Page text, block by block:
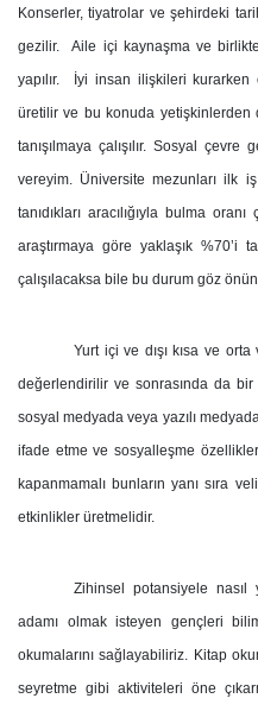
Konserler, tiyatrolar ve şehirdeki
gezilir. Aile içi kaynaşma ve
yapılır. İyi insan ilişkileri kurarken
üretilir ve bu konuda yetişkinlerden
tanışılmaya çalışılır. Sosyal
vereyim. Üniversite mezunları ilk
tanıdıkları aracılığıyla bulma
araştırmaya göre yaklaşık %70’i
çalışılacaksa bile bu durum göz
Yurt içi ve dışı kısa ve
değerlendirilir ve sonrasında da bir
sosyal medyada veya yazılı
ifade etme ve sosyalleşme
kapanmamalı bunların yanı sıra
etkinlikler üretmelidir.
Zihinsel potansiyele nasıl
adamı olmak isteyen gençleri
okumalarını sağlayabiliriz. Kitap
seyretme gibi aktiviteleri öne